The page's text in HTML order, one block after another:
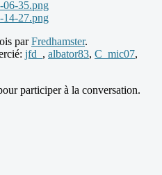
parFredhamster.
jfd_ , albator83, C_mic07,
participer à la conversation.